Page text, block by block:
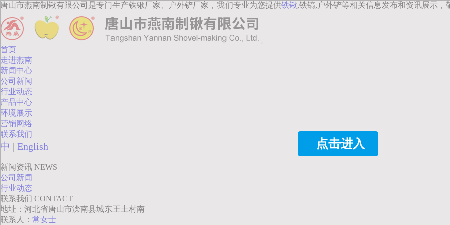
点击进入
唐山市燕南制锹有限公司是专门生产铁锹厂家、户外铲厂家，我们专业为您提供铁锹,铁镐,户外铲等相关信息发布和资讯展示，
首页
走进燕南
新闻中心
公司新闻
行业动态
产品中心
环境展示
营销网络
联系我们
中 | English
新闻资讯 NEWS
公司新闻
行业动态
联系我们 CONTACT
地址：河北省唐山市滦南县城东王土村南
联系人： 常女士